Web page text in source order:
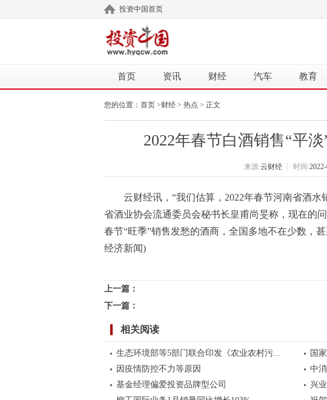
投资中国首页
首页 资讯 财经 汽车 教育
您的位置： 首页 >财经 > 热点 > 正文
2022年春节白酒销售“平
来源:云财经 ┆ 时间:
云财经讯，“我们估算，2022年春节河南省酒
省酒业协会流通委员会秘书长皇甫尚旻称，现在的
春节“旺季”销售发愁的酒商，全国多地不在少数，
经济新闻)
上一篇：
下一篇：
相关阅读
生态环境部等5部门联合印发《农业农村污...
国
因疫情防控不力等原因
中
基金经理偏爱投资品牌型公司
兴